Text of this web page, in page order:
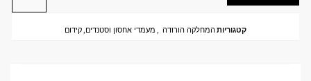
קטגוריותהמחלקה הורודה , מעמדי אחסון וסטנדים,קידום